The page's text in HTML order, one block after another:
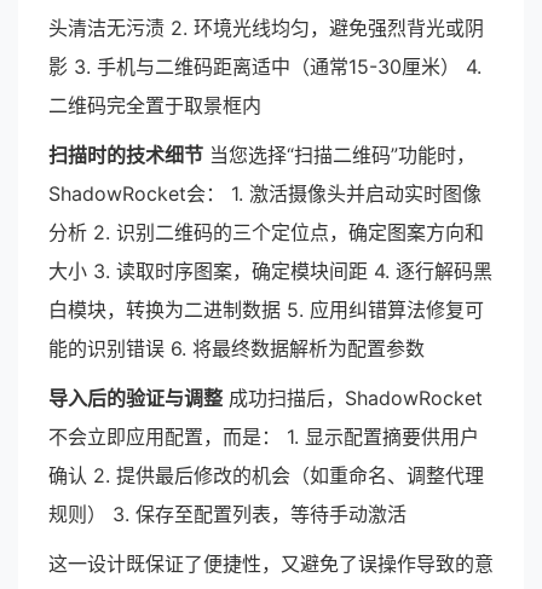
头清洁无污渍 2. 环境光线均匀，避免强烈背光或阴
影 3. 手机与二维码距离适中（通常15-30厘米） 4.
二维码完全置于取景框内
扫描时的技术细节 当您选择“扫描二维码”功能时，
ShadowRocket会： 1. 激活摄像头并启动实时图像
分析 2. 识别二维码的三个定位点，确定图案方向和
大小 3. 读取时序图案，确定模块间距 4. 逐行解码黑
白模块，转换为二进制数据 5. 应用纠错算法修复可
能的识别错误 6. 将最终数据解析为配置参数
导入后的验证与调整 成功扫描后，ShadowRocket
不会立即应用配置，而是： 1. 显示配置摘要供用户
确认 2. 提供最后修改的机会（如重命名、调整代理
规则） 3. 保存至配置列表，等待手动激活
这一设计既保证了便捷性，又避免了误操作导致的意